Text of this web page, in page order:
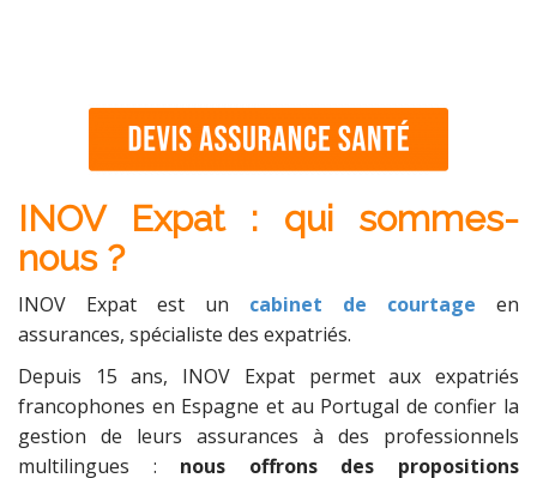
INOV Expat : qui sommes-
nous ?
INOV Expat est un cabinet de courtage en
assurances, spécialiste des expatriés.
Depuis 15 ans, INOV Expat permet aux expatriés
francophones en Espagne et au Portugal de confier la
gestion de leurs assurances à des professionnels
multilingues : nous offrons des propositions